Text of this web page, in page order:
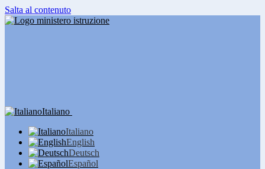
Salta al contenuto
Italiano
Italiano
English
Deutsch
Español